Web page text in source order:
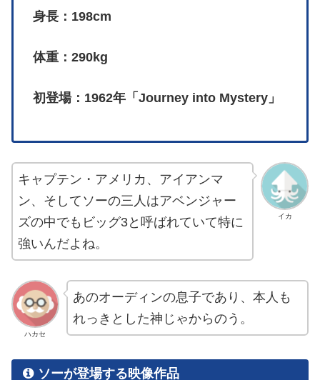
身長：198cm
体重：290kg
初登場：1962年「Journey into Mystery」
イカ
キャプテン・アメリカ、アイアンマ
ン、そしてソーの三人はアベンジャー
ズの中でもビッグ3と呼ばれていて特に
強いんだよね。
ハカセ
あのオーディンの息子であり、本人も
れっきとした神じゃからのう。
ソーが登場する映像作品